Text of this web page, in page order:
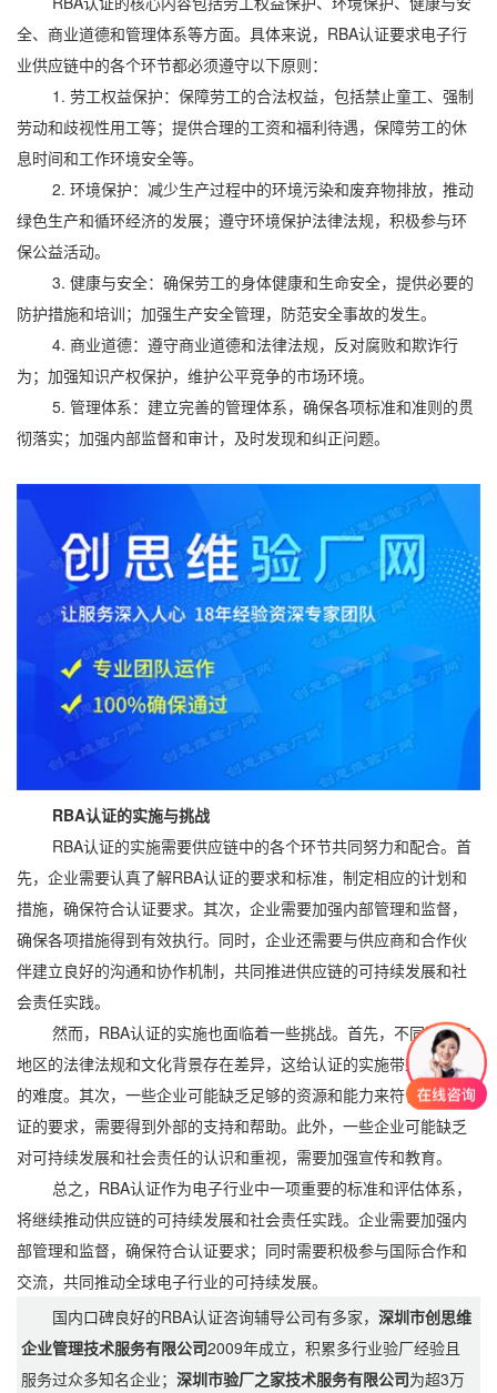
全、商业道德和管理体系等方面。具体来说，RBA认证要求电子行
业供应链中的各个环节都必须遵守以下原则：
1. 劳工权益保护：保障劳工的合法权益，包括禁止童工、强制
劳动和歧视性用工等；提供合理的工资和福利待遇，保障劳工的休
息时间和工作环境安全等。
2. 环境保护：减少生产过程中的环境污染和废弃物排放，推动
绿色生产和循环经济的发展；遵守环境保护法律法规，积极参与环
保公益活动。
3. 健康与安全：确保劳工的身体健康和生命安全，提供必要的
防护措施和培训；加强生产安全管理，防范安全事故的发生。
4. 商业道德：遵守商业道德和法律法规，反对腐败和欺诈行
为；加强知识产权保护，维护公平竞争的市场环境。
5. 管理体系：建立完善的管理体系，确保各项标准和准则的贯
彻落实；加强内部监督和审计，及时发现和纠正问题。
RBA认证的实施与挑战
RBA认证的实施需要供应链中的各个环节共同努力和配合。首
先，企业需要认真了解RBA认证的要求和标准，制定相应的计划和
措施，确保符合认证要求。其次，企业需要加强内部管理和监督，
确保各项措施得到有效执行。同时，企业还需要与供应商和合作伙
伴建立良好的沟通和协作机制，共同推进供应链的可持续发展和社
会责任实践。
然而，RBA认证的实施也面临着一些挑战。首先，不同国家和
地区的法律法规和文化背景存在差异，这给认证的实施带来了一定
的难度。其次，一些企业可能缺乏足够的资源和能力来符合RBA认
证的要求，需要得到外部的支持和帮助。此外，一些企业可能缺乏
对可持续发展和社会责任的认识和重视，需要加强宣传和教育。
总之，RBA认证作为电子行业中一项重要的标准和评估体系，
将继续推动供应链的可持续发展和社会责任实践。企业需要加强内
部管理和监督，确保符合认证要求；同时需要积极参与国际合作和
交流，共同推动全球电子行业的可持续发展。
国内口碑良好的RBA认证咨询辅导公司有多家，深圳市创思维
企业管理技术服务有限公司2009年成立，积累多行业验厂经验且
服务过众多知名企业；深圳市验厂之家技术服务有限公司为超3万